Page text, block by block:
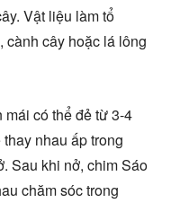
Vật liệu làm tổ
cành cây hoặc lá lông
có thể đẻ từ 3-4
nhau ấp trong
Sau khi nở, chim Sáo
chăm sóc trong